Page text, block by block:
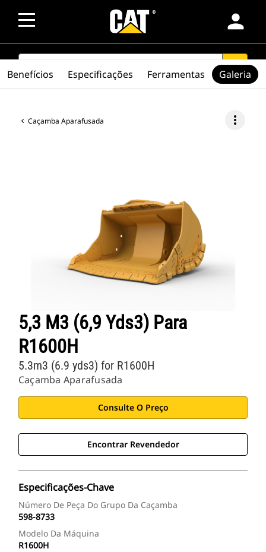
person
SEARCH search
Caçamba Aparafusada more_vert
5,3 M3 (6,9 Yds3) Para
R1600H
Caçamba Aparafusada
5.3m3 (6.9 yds3) for R1600H
Consulte O Preço
Encontrar Revendedor
Especificações-Chave
Número De Peça Do Grupo Da Caçamba
598-8733
Modelo Da Máquina
R1600H
Benefícios Especificações Ferramentas Galeria